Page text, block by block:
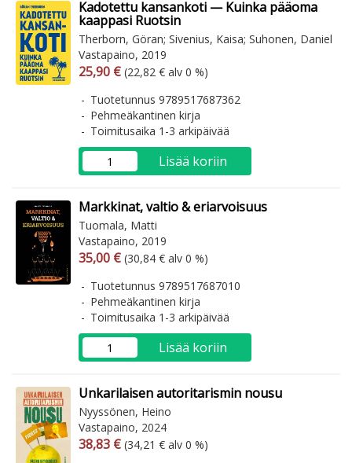
Kadotettu kansankoti — Kuinka pääoma
kaappasi Ruotsin
Therborn, Göran; Sivenius, Kaisa; Suhonen, Daniel
Vastapaino, 2019
Arvonlisäverollinen hinta
25,90 € Arvonlisäveroton hinta
(22,82 € alv 0 %)
Tuotetunnus 9789517687362
Pehmeäkantinen kirja
Toimitusaika 1-3 arkipäivää
Lisää koriin
Markkinat, valtio & eriarvoisuus
Tuomala, Matti
Vastapaino, 2019
Arvonlisäverollinen hinta
35,00 € Arvonlisäveroton hinta
(30,84 € alv 0 %)
Tuotetunnus 9789517687010
Pehmeäkantinen kirja
Toimitusaika 1-3 arkipäivää
Lisää koriin
Unkarilaisen autoritarismin nousu
Nyyssönen, Heino
Vastapaino, 2024
Arvonlisäverollinen hinta
38,83 € Arvonlisäveroton hinta
(34,21 € alv 0 %)